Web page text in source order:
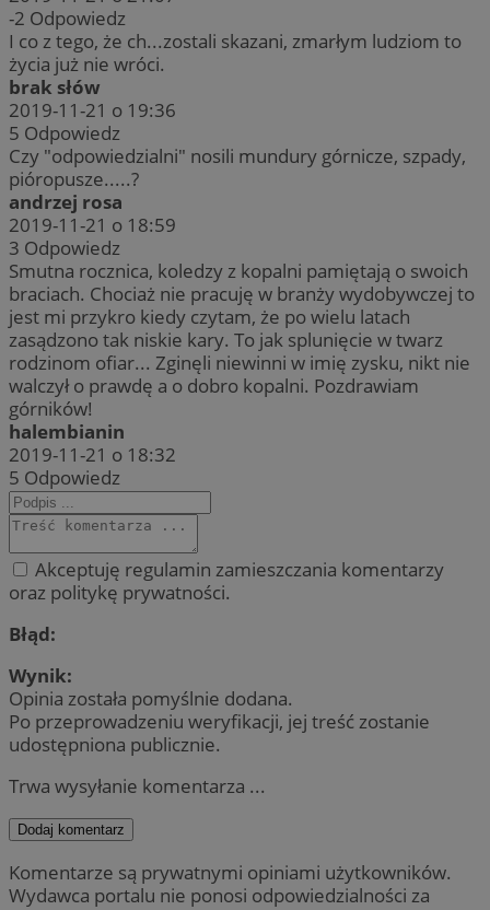
-2 Odpowiedz
I co z tego, że ch...zostali skazani, zmarłym ludziom to
życia już nie wróci.
brak słów
2019-11-21 o 19:36
5 Odpowiedz
Czy "odpowiedzialni" nosili mundury górnicze, szpady,
pióropusze.....?
andrzej rosa
2019-11-21 o 18:59
3 Odpowiedz
Smutna rocznica, koledzy z kopalni pamiętają o swoich
braciach. Chociaż nie pracuję w branży wydobywczej to
jest mi przykro kiedy czytam, że po wielu latach
zasądzono tak niskie kary. To jak splunięcie w twarz
rodzinom ofiar... Zginęli niewinni w imię zysku, nikt nie
walczył o prawdę a o dobro kopalni. Pozdrawiam
górników!
halembianin
2019-11-21 o 18:32
5 Odpowiedz
Akceptuję regulamin zamieszczania komentarzy
oraz politykę prywatności.
Błąd:
Wynik:
Opinia została pomyślnie dodana.
Po przeprowadzeniu weryfikacji, jej treść zostanie
udostępniona publicznie.
Trwa wysyłanie komentarza ...
Dodaj komentarz
Komentarze są prywatnymi opiniami użytkowników.
Wydawca portalu nie ponosi odpowiedzialności za